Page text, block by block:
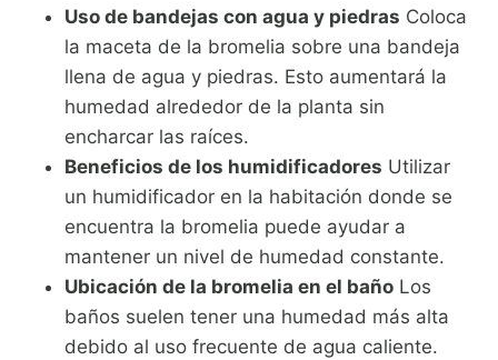
Uso de bandejas con agua y piedras Coloca
la maceta de la bromelia sobre una bandeja
llena de agua y piedras. Esto aumentará la
humedad alrededor de la planta sin
encharcar las raíces.
Beneficios de los humidificadores Utilizar
un humidificador en la habitación donde se
encuentra la bromelia puede ayudar a
mantener un nivel de humedad constante.
Ubicación de la bromelia en el baño Los
baños suelen tener una humedad más alta
debido al uso frecuente de agua caliente.